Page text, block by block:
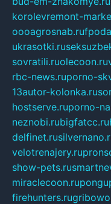
korolevremont-
oooagrosnab.ru
ukrasotki.ru
sovratili.ruolecoon.ru
rbc-news.ruporno-
13autor-kolonka.ru
hostserve.ruporno-
neznobi.rubigfatcc.ru
delfinet.ru
velotrenajery.ru
show-pets.ru
miraclecoon.ru
firehunters.ru